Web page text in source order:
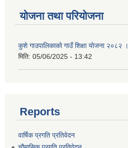
योजना तथा परियोजना
कुशे गाउपालिकाको गाउँ शिक्षा योजना २०८२ ।
मिति: 05/06/2025 - 13:42
Reports
वार्षिक प्रगति प्रतिवेदन